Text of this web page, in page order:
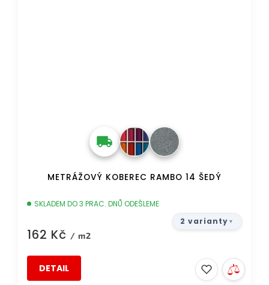
METRÁŽOVÝ KOBEREC RAMBO 14 ŠEDÝ
SKLADEM DO 3 PRAC. DNŮ ODEŠLEME
162 Kč / m2
DETAIL
2 varianty